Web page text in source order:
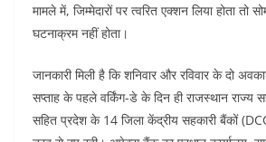
मामले में, जिम्मेदारों पर त्वरित एक्शन लिया होता तो
घटनाक्रम नहीं होता।
जानकारी मिली है कि शनिवार और रविवार के दो
सप्ताह के पहले वर्किंग-डे के दिन ही राजस्थान राज्य
सहित प्रदेश के 14 जिला केंद्रीय सहकारी बैंकों